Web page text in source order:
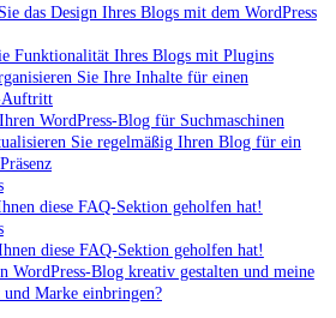
das Design Ihres Blogs mit dem WordPress
Funktionalität Ihres Blogs mit Plugins
Sie Ihre Inhalte für einen
Auftritt
WordPress-Blog für Suchmaschinen
Sie regelmäßig Ihren Blog für ein
diese FAQ-Sektion geholfen hat!
diese FAQ-Sektion geholfen hat!
WordPress-Blog kreativ gestalten und meine
⁢Marke einbringen?